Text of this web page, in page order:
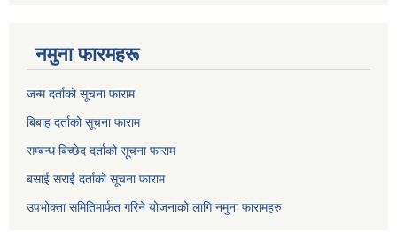
नमुना फारमहरू
जन्म दर्ताको सूचना फाराम
बिबाह दर्ताको सूचना फाराम
सम्बन्ध बिच्छेद दर्ताको सूचना फाराम
बसाई सराई दर्ताको सूचना फाराम
उपभोक्ता समितिमार्फत गरिने योजनाको लागि नमुना फारामहरु